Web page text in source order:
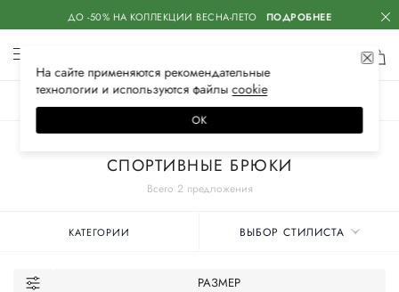
ДО -50% НА КОЛЛЕКЦИИ ВЕСНА-ЛЕТО ПОДРОБНЕЕ
Всего 2 предложения
СПОРТИВНЫЕ БРЮКИ
КАТЕГОРИИ ВЫБОР СТИЛИСТА
РАЗМЕР
На сайте применяются рекомендательные
технологии и используются файлысооkiе
ОК